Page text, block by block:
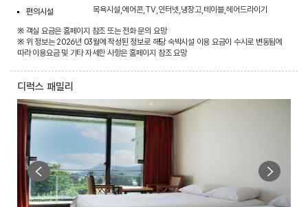
편의시설 목욕시설,에어콘,TV,인터넷,냉장고,테이블,헤어드라이기
※ 객실 요금은 홈페이지 참조 또는 전화 문의 요망
※ 위 정보는 2026년 03월에 작성된 정보로 해당 숙박시설 이용 요금이 수시로 변동됨에
따라 이용요금 및 기타 자세한 사항은 홈페이지 참조 요망
디럭스 패밀리